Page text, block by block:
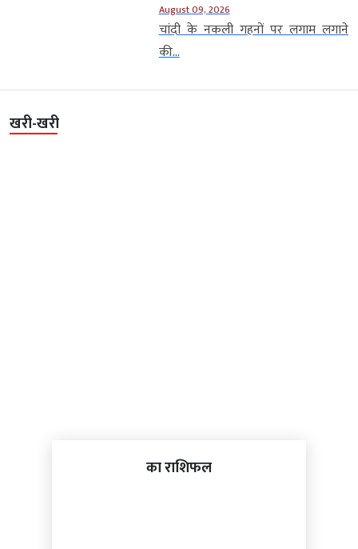
August 09, 2026
चांदी के नकली गहनों पर लगाम लगाने
की...
खरी-खरी
का राशिफल